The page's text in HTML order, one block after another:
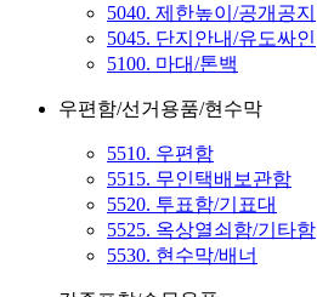
5040. 제한높이/공개공지
5045. 단지안내/유도싸인
5100. 마대/톤백
우편함/선거용품/현수막
5510. 우편함
5515. 무인택배보관함
5520. 투표함/기표대
5525. 옥상열쇠함/기타함
5530. 현수막/배너